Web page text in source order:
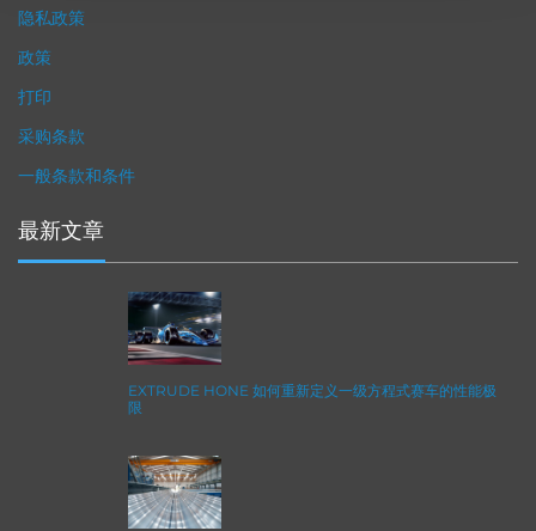
隐私政策
政策
打印
采购条款
一般条款和条件
最新文章
EXTRUDE HONE 如何重新定义一级方程式赛车的性能极
限